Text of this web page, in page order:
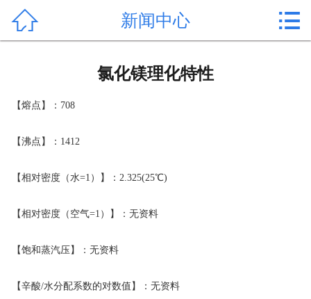
 新闻中心 
氯化镁理化特性
【熔点】：708
【沸点】：1412
【相对密度（水=1）】：2.325(25℃)
【相对密度（空气=1）】：无资料
【饱和蒸汽压】：无资料
【辛酸/水分配系数的对数值】：无资料